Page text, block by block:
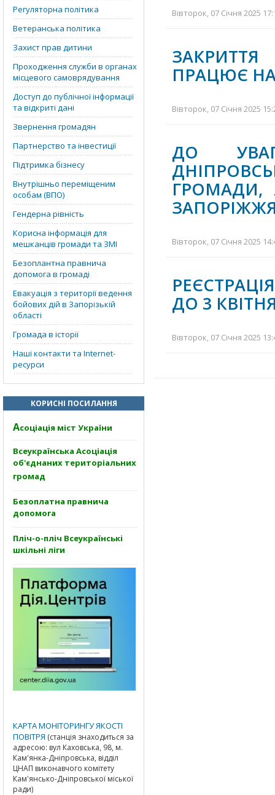
Регуляторна політика
Ветеранська політика
Захист прав дитини
Проходження служби в органах
місцевого самоврядування
Доступ до публічної інформації
та відкриті дані
Звернення громадян
Партнерство та інвестиції
Підтримка бізнесу
Внутрішньо переміщеним
особам (ВПО)
Гендерна рівність
Корисна інформація для
мешканців громади та ЗМІ
Безоплантна правнича
допомога в громаді
Евакуація з території ведення
бойових дій в Запорізькій
області
Громада в історії
Наші контакти та Internet-
ресурси
КОРИСНІ ПОСИЛАННЯ
Асоціація міст України
Всеукраїнська Асоціація
об'єднаних територіальних
громад
Безоплатна правнича
допомога
Пліч-о-пліч Всеукраїнські
шкільні ліги
КАРТА МОНІТОРИНГУ ЯКОСТІ
ПОВІТРЯ (станція знаходиться за
адресою: вул Каховська, 98, м.
Кам'янка-Дніпровська, відділ
ЦНАП виконавчого комітету
Кам'янсько-Дніпровської міської
ради)
Вівторок, 07 Січня 2025
ПРАЦЮЄ НА
Вівторок, 07 Січня 2025
ДО
ГРОМАДИ,
Вівторок, 07 Січня 2025
ДО 3
Вівторок, 07 Січня 2025